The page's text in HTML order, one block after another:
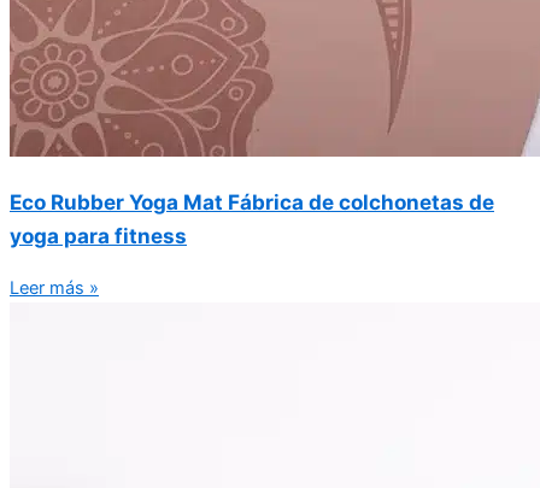
Eco Rubber Yoga Mat Fábrica de colchonetas de
yoga para fitness
Leer más »